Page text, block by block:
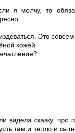
я молчу, то
Это
кожей.
видела сказку, про
там и тепло и